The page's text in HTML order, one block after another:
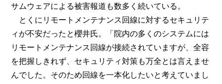
サムウェアによる被害報道も数多く続いている。
とくにリモートメンテナンス回線に対するセキュリテ
ィが不安だったと櫻井氏。「院内の多くのシステムには
リモートメンテナンス回線が接続されていますが、全容
を把握しきれず、セキュリティ対策も万全とは言えませ
んでした。そのため回線を一本化したいと考えていまし